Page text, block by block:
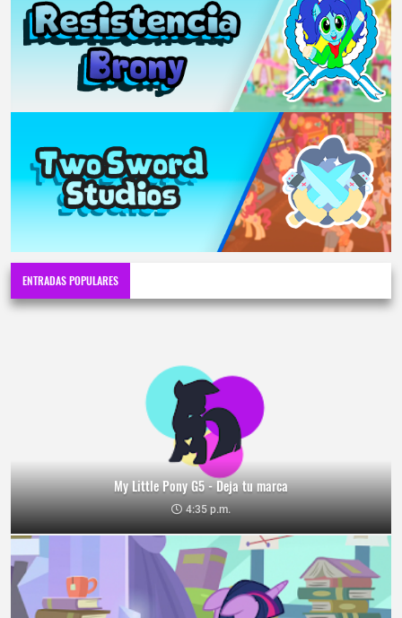
ENTRADAS POPULARES
My Little Pony G5 - Deja tu marca
4:35 p.m.